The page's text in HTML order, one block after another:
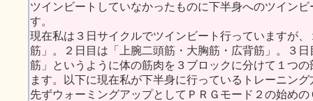
ツインビートしていなかったものに下半身へのツイン
す。
現在私は３日サイクルでツインビート行っていますが
筋」。２日目は「上腕二頭筋・大胸筋・広背筋」。３
筋」というように体の筋肉を３ブロックに分けて１つ
ます。以下に現在私が下半身に行っているトレーニン
先ずウォーミングアップとしてＰＲＧモード２の始め